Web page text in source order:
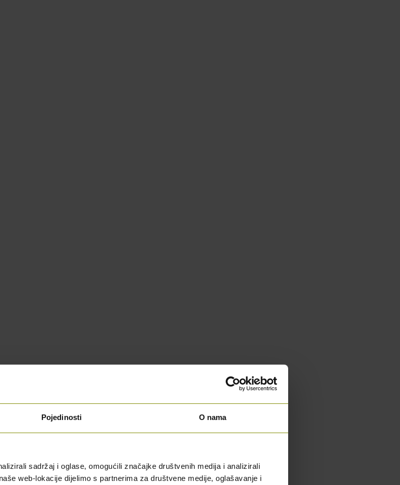
Pojedinosti O nama
sadržaj i oglase, omogućili značajke društvenih medija i analizirali
web-lokacije dijelimo s partnerima za društvene medije, oglašavanje i